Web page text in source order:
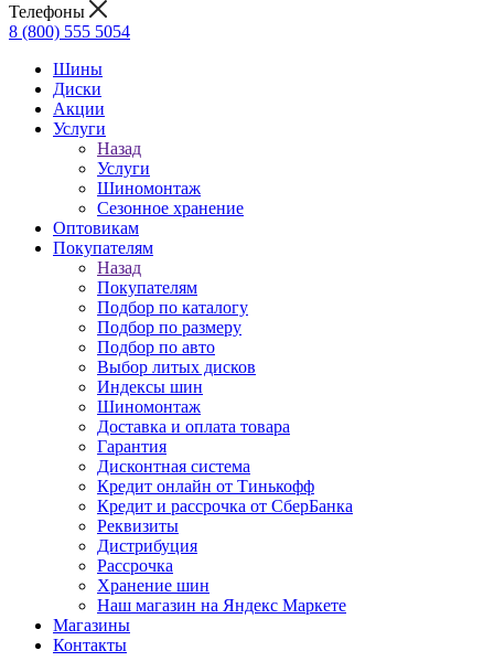
Телефоны
8 (800) 555 5054
Шины
Диски
Акции
Услуги
Назад
Услуги
Шиномонтаж
Сезонное хранение
Оптовикам
Покупателям
Назад
Покупателям
Подбор по каталогу
Подбор по размеру
Подбор по авто
Выбор литых дисков
Индексы шин
Шиномонтаж
Доставка и оплата товара
Гарантия
Дисконтная система
Кредит онлайн от Тинькофф
Кредит и рассрочка от СберБанка
Реквизиты
Дистрибуция
Рассрочка
Хранение шин
Наш магазин на Яндекс Маркете
Магазины
Контакты